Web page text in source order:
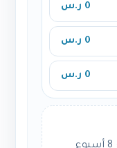
0 ر.س
0 ر.س
0 ر.س